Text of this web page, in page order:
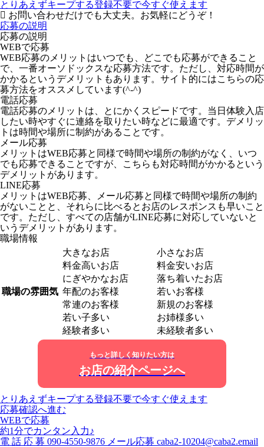
とりあえずキープする登録不要で今すぐ使えます
お問い合わせだけでも大丈夫。お気軽にどうぞ！
応募の説明
応募の説明
WEBで応募
WEB応募のメリットはいつでも、どこでも応募ができること
で、一番オーソドックスな応募方法です。ただし、対応時間が
かかるというデメリットもあります。サイト的にはこちらの応
募方法をオススメしています(^-^)
電話応募
電話応募のメリットは、とにかくスピードです。当日体験入店
したい時やすぐに連絡を取りたい時などに最適です。デメリッ
トは時間や場所に制約があることです。
メール応募
メリットはWEB応募と同様で時間や場所の制約がなく、いつ
でも応募できることですが、こちらも対応時間がかかるという
デメリットがあります。
LINE応募
メリットはWEB応募、メール応募と同様で時間や場所の制約
がないことと、それらに比べるとお店のレスポンスも早いこと
です。ただし、すべての店舗がLINE応募に対応していないと
いうデメリットがあります。
職場情報
職場の雰囲気
大きなお店
小さなお店
料金高いお店
料金安いお店
にぎやかなお店
落ち着いたお店
年配のお客様
若いお客様
常連のお客様
新規のお客様
若い子多い
お姉様多い
経験者多い
未経験者多い
もっと詳しく知りたい方は
お店の紹介ページへ
とりあえずキープする登録不要で今すぐ使えます
応募確認へ進む
WEBで応募
約1分でカンタン入力♪
電 話 応 募 090-4550-9876 メール応募 caba2-10204@caba2.email